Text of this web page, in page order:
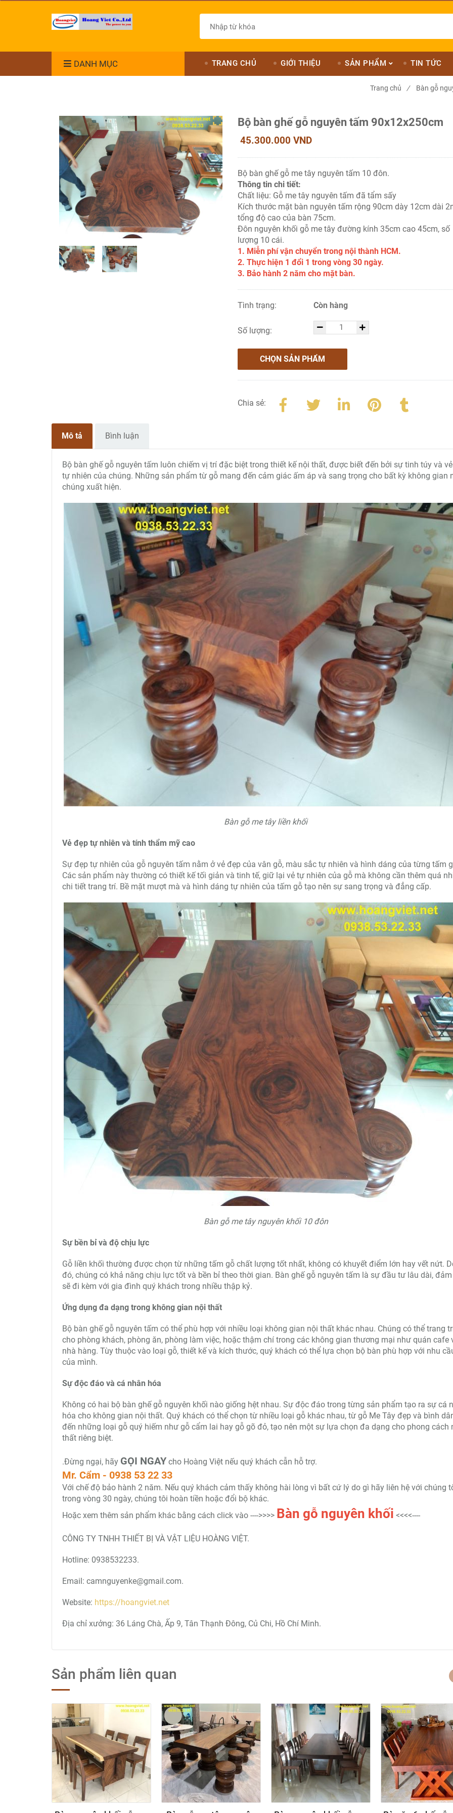
DANH MỤC TRANG CHỦ GIỚI THIỆU SẢN PHẨM TIN TỨC
Trang chủ / Bàn gỗ
Bộ bàn ghế gỗ nguyên tấm 90x12x250cm
45.300.000 VND
Bộ bàn ghế gỗ me tây nguyên tấm 10 đôn.
Thông tin chi tiết:
Chất liệu: Gỗ me tây nguyên tấm đã tẩm sấy
Kích thước mặt bàn nguyên tấm rộng 90cm dày 12cm dài
tổng độ cao của bàn 75cm.
Đôn nguyên khối gỗ me tây đường kính 35cm cao 45cm, số
lượng 10 cái.
1. Miễn phí vận chuyển trong nội thành HCM.
2. Thực hiện 1 đổi 1 trong vòng 30 ngày.
3. Bảo hành 2 năm cho mặt bàn.
Tình trạng: Còn hàng
Số lượng:
CHỌN SẢN PHẨM
Chia sẻ:
Mô tả Bình luận
Bộ bàn ghế gỗ nguyên tấm luôn chiếm vị trí đặc biệt trong thiết kế nội thất, được biết đến bởi sự tinh túy và
tự nhiên của chúng. Những sản phẩm từ gỗ mang đến cảm giác ấm áp và sang trọng cho bất kỳ không gian
chúng xuất hiện.
Bàn gỗ me tây liền khối
Vẻ đẹp tự nhiên và tính thẩm mỹ cao
Sự đẹp tự nhiên của gỗ nguyên tấm nằm ở vẻ đẹp của vân gỗ, màu sắc tự nhiên và hình dáng của từng tấm
Các sản phẩm này thường có thiết kế tối giản và tinh tế, giữ lại vẻ tự nhiên của gỗ mà không cần thêm quá
chi tiết trang trí. Bề mặt mượt mà và hình dáng tự nhiên của tấm gỗ tạo nên sự sang trọng và đẳng cấp.
Bàn gỗ me tây nguyên khối 10 đôn
Sự bền bỉ và độ chịu lực
Gỗ liền khối thường được chọn từ những tấm gỗ chất lượng tốt nhất, không có khuyết điểm lớn hay vết nứt.
đó, chúng có khả năng chịu lực tốt và bền bỉ theo thời gian. Bàn ghế gỗ nguyên tấm là sự đầu tư lâu dài,
sẽ đi kèm với gia đình quý khách trong nhiều thập kỷ.
Ứng dụng đa dạng trong không gian nội thất
Bộ bàn ghế gỗ nguyên tấm có thể phù hợp với nhiều loại không gian nội thất khác nhau. Chúng có thể trang
cho phòng khách, phòng ăn, phòng làm việc, hoặc thậm chí trong các không gian thương mại như quán cafe
nhà hàng. Tùy thuộc vào loại gỗ, thiết kế và kích thước, quý khách có thể lựa chọn bộ bàn phù hợp với nhu
của mình.
Sự độc đáo và cá nhân hóa
Không có hai bộ bàn ghế gỗ nguyên khối nào giống hệt nhau. Sự độc đáo trong từng sản phẩm tạo ra sự cá
hóa cho không gian nội thất. Quý khách có thể chọn từ nhiều loại gỗ khác nhau, từ gỗ Me Tây đẹp và bình
đến những loại gỗ quý hiếm như gỗ cẩm lai hay gỗ gõ đỏ, tạo nên một sự lựa chọn đa dạng cho phong cách
thất riêng biệt.
.Đừng ngại, hãy GỌI NGAY cho Hoàng Việt nếu quý khách cẫn hỗ trợ.
Mr. Cẩm - 0938 53 22 33
Với chế độ bảo hành 2 năm. Nếu quý khách cảm thấy không hài lòng vì bất cứ lý do gì hãy liên hệ với chúng
trong vòng 30 ngày, chúng tôi hoàn tiền hoặc đổi bộ khác.
Hoặc xem thêm sản phẩm khác bằng cách click vào ---->>>> Bàn gỗ nguyên khối <<<<----
CÔNG TY TNHH THIẾT BỊ VÀ VẬT LIỆU HOÀNG VIỆT.
Hotline: 0938532233.
Email: camnguyenke@gmail.com.
Website: https://hoangviet.net
Địa chỉ xưởng: 36 Láng Chà, Ấp 9, Tân Thạnh Đông, Củ Chi, Hồ Chí Minh.
Sản phẩm liên quan